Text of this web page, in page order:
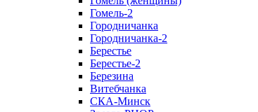
Гомель-2
Городничанка
Городничанка-2
Берестье
Берестье-2
Березина
Витебчанка
СКА-Минск